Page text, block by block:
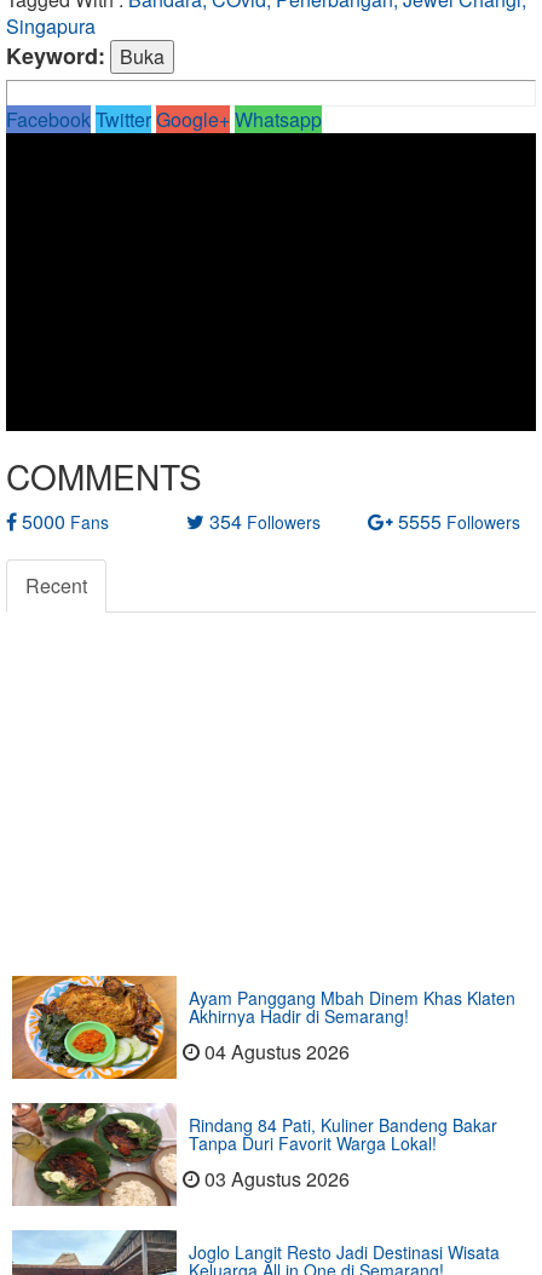
Singapura
Keyword:
FacebookTwitterGoogle+Whatsapp
COMMENTS
5000 Fans 354 Followers 5555 Followers
Recent
Ayam Panggang Mbah Dinem Khas Klaten
Akhirnya Hadir di Semarang!
04 Agustus 2026
Rindang 84 Pati, Kuliner Bandeng Bakar
Tanpa Duri Favorit Warga Lokal!
03 Agustus 2026
Joglo Langit Resto Jadi Destinasi Wisata